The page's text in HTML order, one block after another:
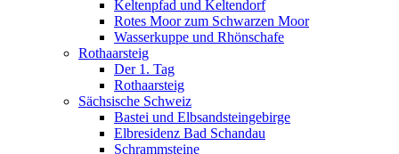
Keltenpfad und Keltendorf
Rotes Moor zum Schwarzen Moor
Wasserkuppe und Rhönschafe
Rothaarsteig
Der 1. Tag
Rothaarsteig
Sächsische Schweiz
Bastei und Elbsandsteingebirge
Elbresidenz Bad Schandau
Schrammsteine